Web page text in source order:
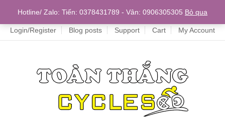
Home
Login/Register Blog posts Support Cart My Account
Hotline/ Zalo: Tiến: 0378431789 - Vân: 0906305305 Bỏ qua